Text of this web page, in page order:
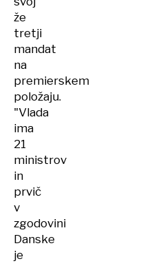
že
tretji
mandat
na
premierskem
položaju.
"Vlada
ima
21
ministrov
in
prvič
v
zgodovini
Danske
je